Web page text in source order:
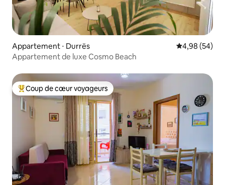
Appartement ⋅ Durrës Évaluation
4,98 (54)
Appartement de luxe Cosmo Beach
Coups de cœur voyageurs les plus appréciés
Coup de cœur voyageurs